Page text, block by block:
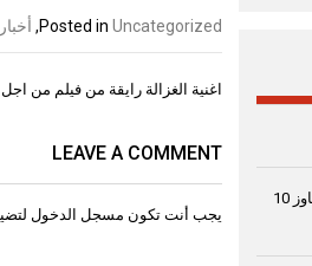
Posted inUncategorized
, أخبار
تصفّح
اغنية الغزالة رايقة من فيلم من
LEAVE A COMMENT
يجب أنت تكون مسجل الدخول
إنتاج القمح في مصر خلال موسم 2026، يتجاوز 10